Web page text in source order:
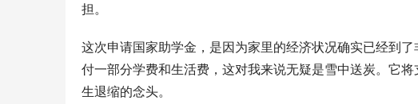
担。
这次申请国家助学金，是因为家里的经济状况确实已经到
付一部分学费和生活费，这对我来说无疑是雪中送炭。它
生退缩的念头。